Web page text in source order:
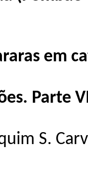
em
Parte
S.